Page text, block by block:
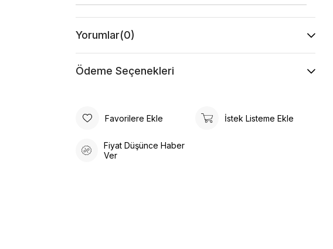
Yorumlar(0)
Ödeme Seçenekleri
Favorilere Ekle İstek Listeme Ekle
Fiyat Düşünce Haber
Ver